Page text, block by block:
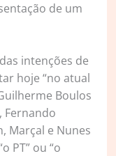
de um
intenções de
hoje “no atual
Boulos
Fernando
Marçal e Nunes
PT” ou “o